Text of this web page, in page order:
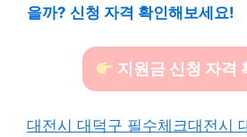
을까? 신청 자격 확인해보세요!
지원금 신청 자격
대전시 대덕구 필수체크대전시